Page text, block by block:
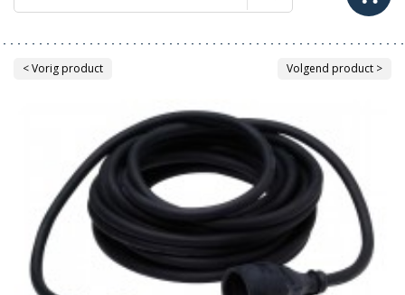
< Vorig product Volgend product >